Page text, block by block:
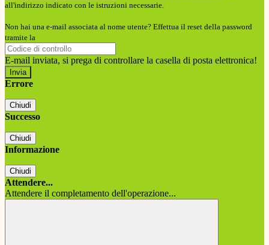
all'indirizzo indicato con le istruzioni necessarie.
Non hai una e-mail associata al nome utente? Effettua il reset della password
tramite la
E-mail inviata, si prega di controllare la casella di posta elettronica!
Errore
Chiudi
Successo
Chiudi
Informazione
Chiudi
Attendere...
Attendere il completamento dell'operazione...